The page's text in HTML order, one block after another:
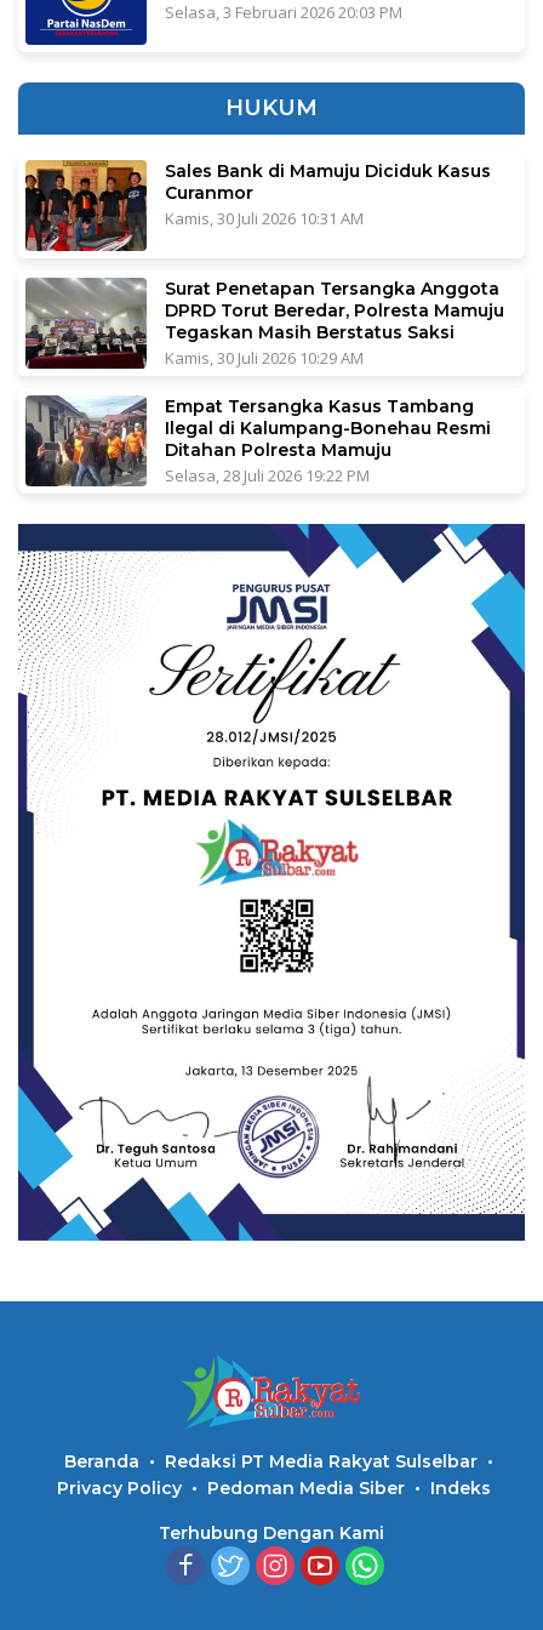
Selasa, 3 Februari 2026 20:03 PM
HUKUM
Sales Bank di Mamuju Diciduk Kasus
Curanmor
Kamis, 30 Juli 2026 10:31 AM
Surat Penetapan Tersangka Anggota
DPRD Torut Beredar, Polresta Mamuju
Tegaskan Masih Berstatus Saksi
Kamis, 30 Juli 2026 10:29 AM
Empat Tersangka Kasus Tambang
Ilegal di Kalumpang-Bonehau Resmi
Ditahan Polresta Mamuju
Selasa, 28 Juli 2026 19:22 PM
Beranda
Redaksi PT Media Rakyat Sulselbar
Privacy Policy
Pedoman Media Siber Indeks
Terhubung Dengan Kami